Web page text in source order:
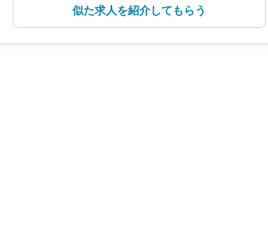
似た求人を紹介してもらう